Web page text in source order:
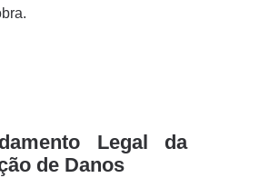
Legal da
de Danos